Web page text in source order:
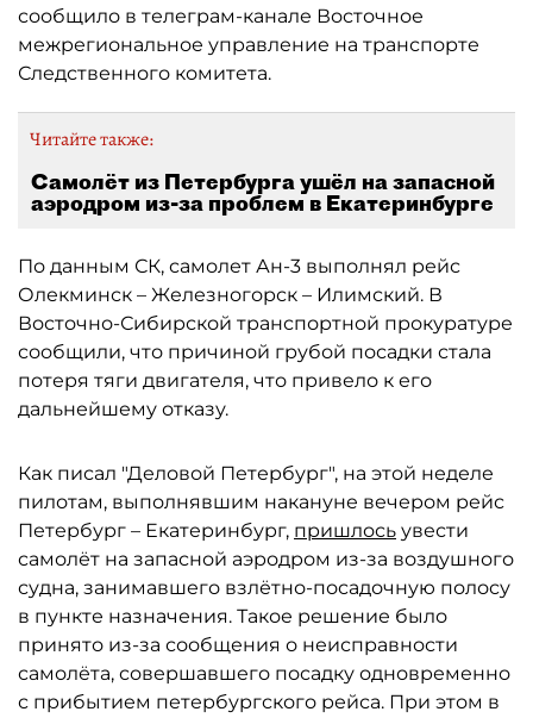
сообщило в телеграм-канале Восточное
межрегиональное управление на транспорте
Следственного комитета.
Читайте также:
Самолёт из Петербурга ушёл на запасной
аэродром из-за проблем в Екатеринбурге
По данным СК, самолет Ан-3 выполнял рейс
Олекминск – Железногорск – Илимский. В
Восточно-Сибирской транспортной прокуратуре
сообщили, что причиной грубой посадки стала
потеря тяги двигателя, что привело к его
дальнейшему отказу.
Как писал "Деловой Петербург", на этой неделе
пилотам, выполнявшим накануне вечером рейс
Петербург – Екатеринбург, пришлось увести
самолёт на запасной аэродром из-за воздушного
судна, занимавшего взлётно-посадочную полосу
в пункте назначения. Такое решение было
принято из-за сообщения о неисправности
самолёта, совершавшего посадку одновременно
с прибытием петербургского рейса. При этом в